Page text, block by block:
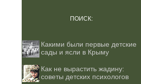
ПОИСК:
Какими были первые детские
сады и ясли в Крыму
Как не вырастить жадину:
советы детских психологов